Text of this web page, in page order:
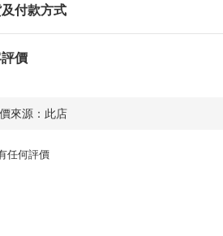
付款方式
價
任何評價